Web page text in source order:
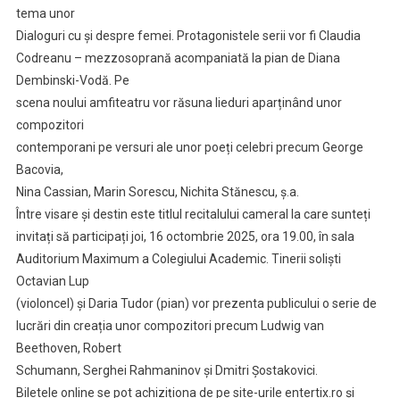
tema unor
Dialoguri cu și despre femei. Protagonistele serii vor fi Claudia
Codreanu – mezzosoprană acompaniată la pian de Diana
Dembinski-Vodă. Pe
scena noului amfiteatru vor răsuna lieduri aparținând unor
compozitori
contemporani pe versuri ale unor poeți celebri precum George
Bacovia,
Nina Cassian, Marin Sorescu, Nichita Stănescu, ș.a.
Între visare și destin este titlul recitalului cameral la care sunteți
invitați să participați joi, 16 octombrie 2025, ora 19.00, în sala
Auditorium Maximum a Colegiului Academic. Tinerii soliști
Octavian Lup
(violoncel) și Daria Tudor (pian) vor prezenta publicului o serie de
lucrări din creația unor compozitori precum Ludwig van
Beethoven, Robert
Schumann, Serghei Rahmaninov și Dmitri Șostakovici.
Biletele online se pot achiziționa de pe site-urile entertix.ro și